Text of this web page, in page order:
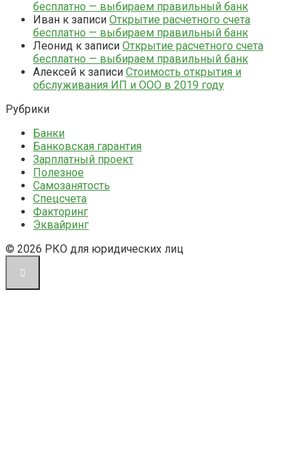
бесплатно — выбираем правильный банк
Иван к записи Открытие расчетного счета
бесплатно — выбираем правильный банк
Леонид к записи Открытие расчетного счета
бесплатно — выбираем правильный банк
Алексей к записи Стоимость открытия и
обслуживания ИП и ООО в 2019 году
Рубрики
Банки
Банковская гарантия
Зарплатный проект
Полезное
Самозанятость
Спецсчета
Факторинг
Эквайринг
© 2026 РКО для юридических лиц